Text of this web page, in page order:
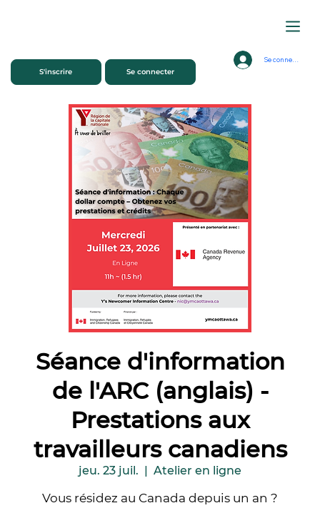
Se connecter
S'inscrire Se connecter
Séance d'information
de l'ARC (anglais) -
Prestations aux
travailleurs canadiens
jeu. 23 juil.
  |
Atelier en ligne
Vous résidez au Canada depuis un an ?